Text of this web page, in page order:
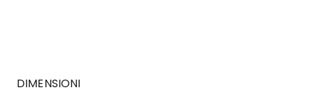
DIMENSIONI